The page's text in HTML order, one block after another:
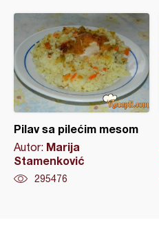
Pilav sa pilećim mesom
Autor: Marija
Stamenković
295476